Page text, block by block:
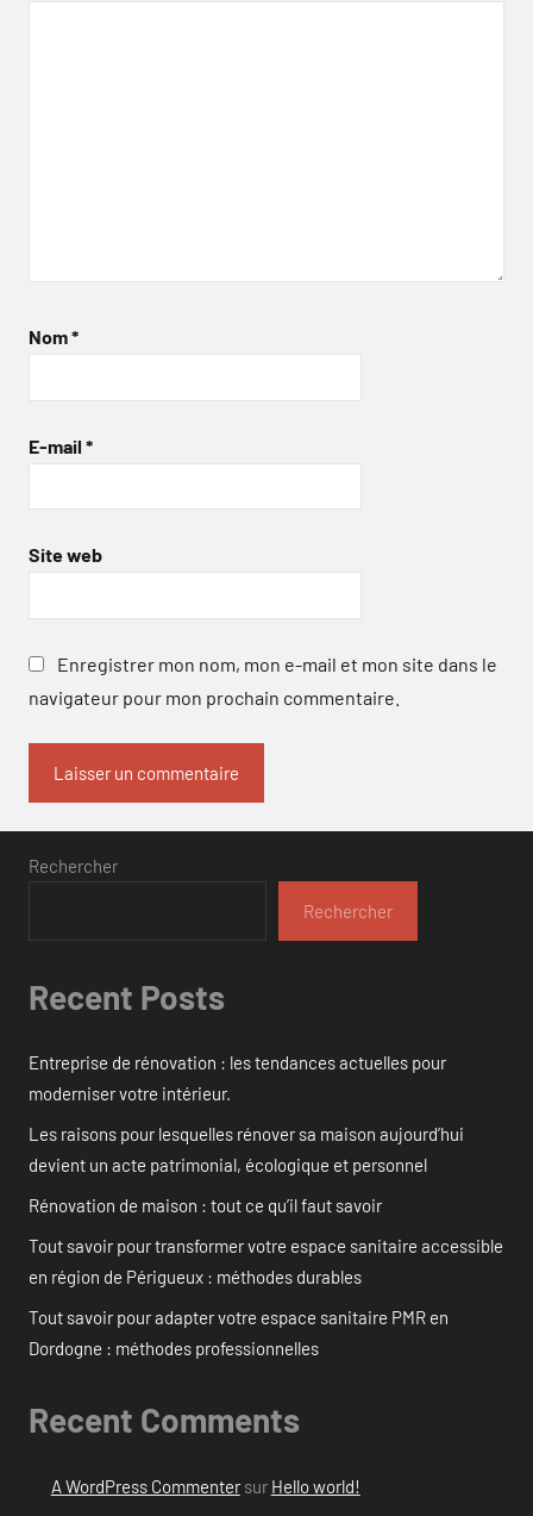
Nom*
E-mail *
Site web
Enregistrer mon nom, mon e-mail et mon site dans le
navigateur pour mon prochain commentaire.
Rechercher
Rechercher
Recent Posts
Entreprise de rénovation : les tendances actuelles pour
moderniser votre intérieur.
Les raisons pour lesquelles rénover sa maison aujourd’hui
devient un acte patrimonial, écologique et personnel
Rénovation de maison : tout ce qu’il faut savoir
Tout savoir pour transformer votre espace sanitaire accessible
en région de Périgueux : méthodes durables
Tout savoir pour adapter votre espace sanitaire PMR en
Dordogne : méthodes professionnelles
Recent Comments
A WordPress Commentersur Hello world!